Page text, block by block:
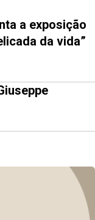
a exposição
da vida”